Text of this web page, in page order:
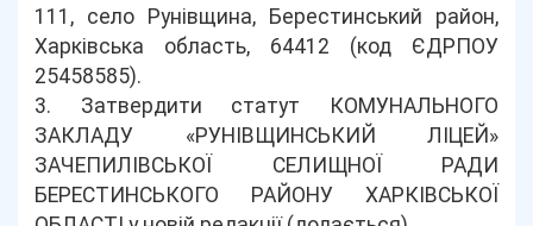
111, село Рунівщина, Берестинський район,
Харківська область, 64412 (код ЄДРПОУ
25458585).
3. Затвердити статут КОМУНАЛЬНОГО
ЗАКЛАДУ «РУНІВЩИНСЬКИЙ ЛІЦЕЙ»
ЗАЧЕПИЛІВСЬКОЇ СЕЛИЩНОЇ РАДИ
БЕРЕСТИНСЬКОГО РАЙОНУ ХАРКІВСЬКОЇ